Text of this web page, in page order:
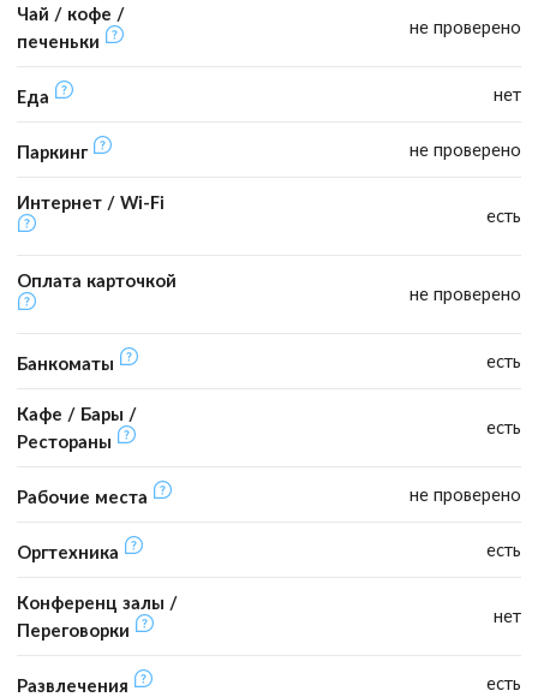
Чай / кофе /
печеньки
не проверено
Еда нет
Паркинг не проверено
Интернет / Wi-Fi
есть
Оплата карточкой
не проверено
Банкоматы есть
Кафе / Бары /
Рестораны
есть
Рабочие места не проверено
Оргтехника есть
Конференц залы /
Переговорки
нет
Развлечения есть